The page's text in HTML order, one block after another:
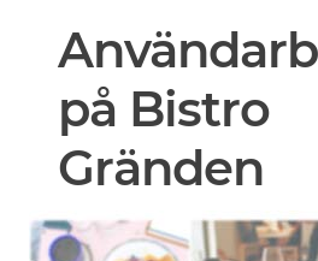
på Bistro
Gränden